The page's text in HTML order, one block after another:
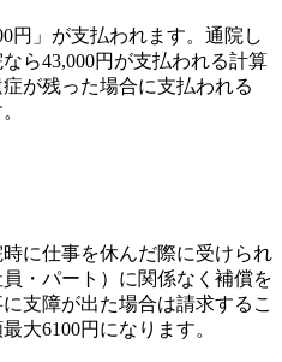
円」が支払われます。通院し
ら43,000円が支払われる計算
が残った場合に支払われる
に仕事を休んだ際に受けられ
・パート）に関係なく補償を
支障が出た場合は請求するこ
大6100円になります。